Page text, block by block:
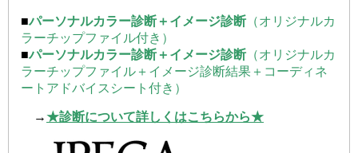
■パーソナルカラー診断＋イメージ診断 （オリジナルカ
ラーチップファイル付き）
■パーソナルカラー診断＋イメージ診断 （オリジナルカ
ラーチップファイル＋イメージ診断結果＋コーディネ
ートアドバイスシート付き）
→★診断について詳しくはこちらから★